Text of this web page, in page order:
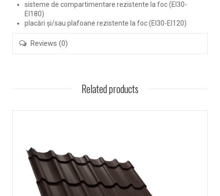
sisteme de compartimentare rezistente la foc (EI30-
EI180)
placări și/sau plafoane rezistente la foc (EI30-EI120)
Reviews (0)
Related products